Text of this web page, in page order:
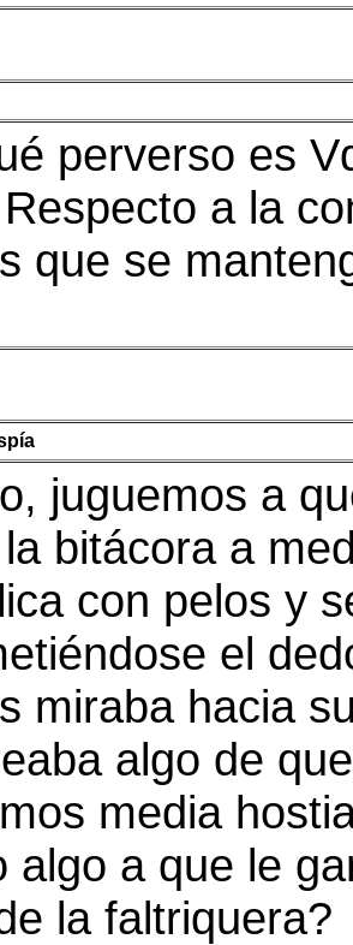
perverso es
a la
que se
juguemos a
bitácora a
con pelos y
el
miraba hacia
algo de
media
algo a que le
la faltriquera?